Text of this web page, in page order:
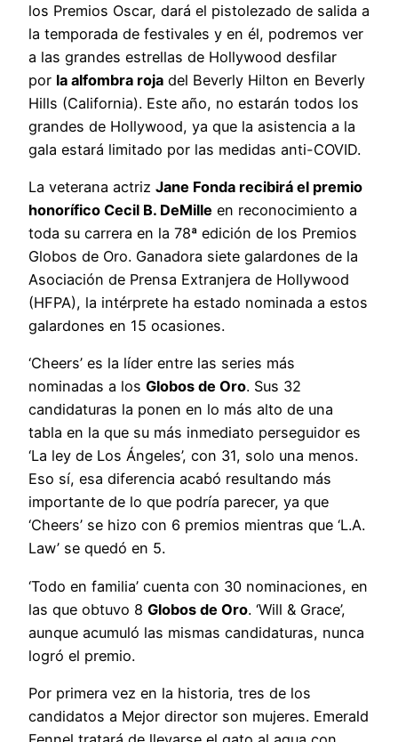
los Premios Oscar, dará el pistolezado de salida a
la temporada de festivales y en él, podremos ver
a las grandes estrellas de Hollywood desfilar
por la alfombra roja del Beverly Hilton en Beverly
Hills (California). Este año, no estarán todos los
grandes de Hollywood, ya que la asistencia a la
gala estará limitado por las medidas anti-COVID.
La veterana actriz Jane Fonda recibirá el premio
honorífico Cecil B. DeMille en reconocimiento a
toda su carrera en la 78ª edición de los Premios
Globos de Oro. Ganadora siete galardones de la
Asociación de Prensa Extranjera de Hollywood
(HFPA), la intérprete ha estado nominada a estos
galardones en 15 ocasiones.
‘Cheers’ es la líder entre las series más
nominadas a los Globos de Oro. Sus 32
candidaturas la ponen en lo más alto de una
tabla en la que su más inmediato perseguidor es
‘La ley de Los Ángeles’, con 31, solo una menos.
Eso sí, esa diferencia acabó resultando más
importante de lo que podría parecer, ya que
‘Cheers’ se hizo con 6 premios mientras que ‘L.A.
Law’ se quedó en 5.
‘Todo en familia’ cuenta con 30 nominaciones, en
las que obtuvo 8 Globos de Oro. ‘Will & Grace’,
aunque acumuló las mismas candidaturas, nunca
logró el premio.
Por primera vez en la historia, tres de los
candidatos a Mejor director son mujeres. Emerald